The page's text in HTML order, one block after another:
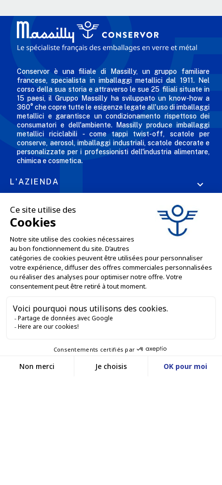
Conservor è una filiale di Massilly, un gruppo familiare
francese, specialista in imballaggi metallici dal 1911. Nel
corso della sua storia e attraverso le sue 25 filiali situate in
15 paesi, il Gruppo Massilly ha sviluppato un know-how a
360° che copre tutte le esigenze legate all'uso di imballaggi
metallici e garantisce un condizionamento rispettoso dei
consumatori e dell'ambiente. Massilly produce imballaggi
metallici riciclabili - come tappi twist-off, scatole per
conserve, aerosol, imballaggi industriali, scatole decorate e
personalizzate per i professionisti dell'industria alimentare,
chimica e cosmetica.
L'AZIENDA 
LE NOSTRE OFFERTE 
SERVIZI DI VENDITA ONLINE 
RESTIAMO IN CONTATTO
Contattaci
SITO WEB DI E-COMMERCE
Du lundi au vendredi
entre 13h30 et 17h